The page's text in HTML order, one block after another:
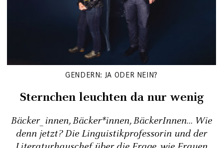
GENDERN: JA ODER NEIN?
Sternchen leuchten da nur wenig
Bäcker_innen, Bäcker*innen, BäckerInnen... Wie
denn jetzt? Die Linguistikprofessorin und der